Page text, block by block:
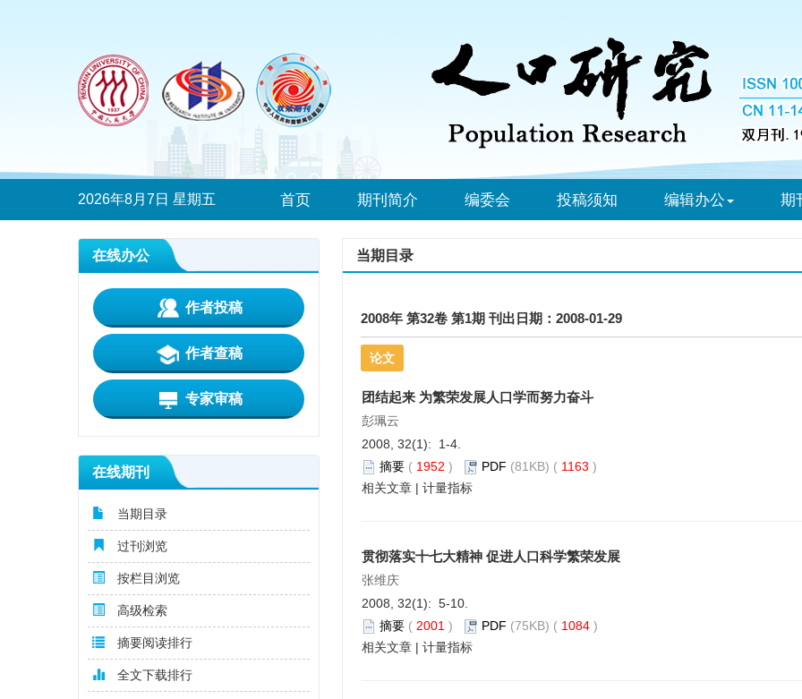
2026年8月7日 星期五 首页 期刊简介 编委会 投稿须知 编辑办公 期
在线办公
作者投稿
作者查稿
专家审稿
在线期刊
当期目录
过刊浏览
按栏目浏览
高级检索
摘要阅读排行
全文下载排行
当期目录
2008年 第32卷 第1期 刊出日期：2008-01-29
论文
团结起来 为繁荣发展人口学而努力奋斗
彭珮云
2008, 32(1): 1-4.
摘要 ( 1952 ) PDF (81KB) ( 1163 )
相关文章 | 计量指标
贯彻落实十七大精神 促进人口科学繁荣发展
张维庆
2008, 32(1): 5-10.
摘要 ( 2001 ) PDF (75KB) ( 1084 )
相关文章 | 计量指标